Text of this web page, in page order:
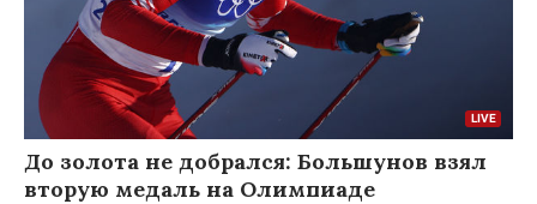
До золота не добрался: Большунов взял
вторую медаль на Олимпиаде